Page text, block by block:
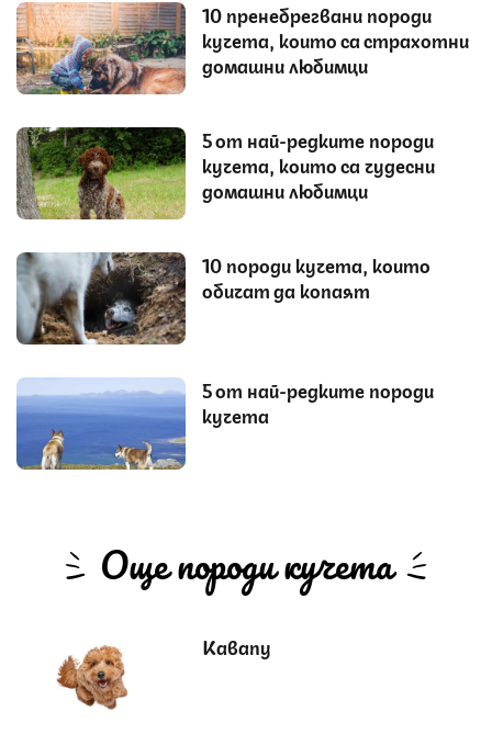
10 пренебрегвани породи
кучета, които са страхотни
домашни любимци
5 от най-редките породи
кучета, които са чудесни
домашни любимци
10 породи кучета, които
обичат да копаят
5 от най-редките породи
кучета
Още породи кучета
Кавапу